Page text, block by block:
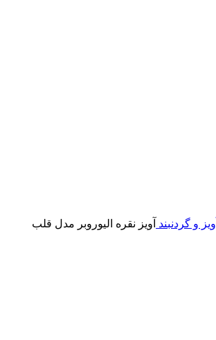
آویز و گردنبند آویز نقره الیوروبر مدل قلب